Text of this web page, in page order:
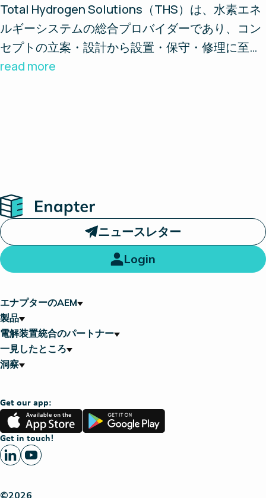
Total Hydrogen Solutions（THS）は、水素エネ
ルギーシステムの総合プロバイダーであり、コン
セプトの立案・設計から設置・保守・修理に至る
まで、水素のライフサイクル全体をカバーしてい
ートナーシップを誇り、迅速な納品と革新的なソ
リューションを実現しています。
read more
Home
ニュースレター
Login
エナプターのAEM
製品
電解装置統合のパートナー
一見したところ
洞察
Get our app:
App
Store
Google
Play
Get in touch!
©2026